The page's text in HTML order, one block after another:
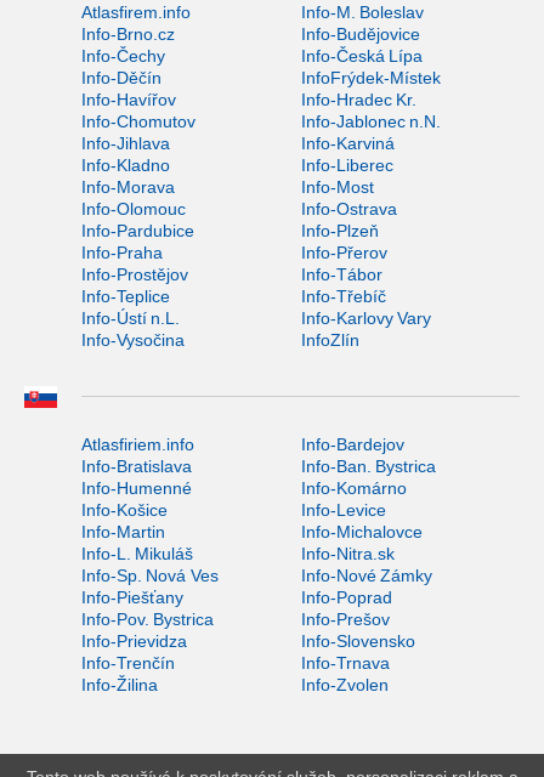
Atlasfirem.info
Info-M. Boleslav
Info-Brno.cz
Info-Budějovice
Info-Čechy
Info-Česká Lípa
Info-Děčín
InfoFrýdek-Místek
Info-Havířov
Info-Hradec Kr.
Info-Chomutov
Info-Jablonec n.N.
Info-Jihlava
Info-Karviná
Info-Kladno
Info-Liberec
Info-Morava
Info-Most
Info-Olomouc
Info-Ostrava
Info-Pardubice
Info-Plzeň
Info-Praha
Info-Přerov
Info-Prostějov
Info-Tábor
Info-Teplice
Info-Třebíč
Info-Ústí n.L.
Info-Karlovy Vary
Info-Vysočina
InfoZlín
Atlasfiriem.info
Info-Bardejov
Info-Bratislava
Info-Ban. Bystrica
Info-Humenné
Info-Komárno
Info-Košice
Info-Levice
Info-Martin
Info-Michalovce
Info-L. Mikuláš
Info-Nitra.sk
Info-Sp. Nová Ves
Info-Nové Zámky
Info-Piešťany
Info-Poprad
Info-Pov. Bystrica
Info-Prešov
Info-Prievidza
Info-Slovensko
Info-Trenčín
Info-Trnava
Info-Žilina
Info-Zvolen